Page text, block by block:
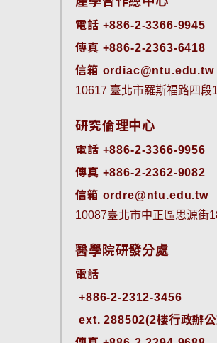
電話 +886-2-3366-9945
傳真 +886-2-2363-6418
信箱 ordiac@ntu.edu.tw
10617 臺北市羅斯福路四段
研究倫理中心
電話 +886-2-3366-9956
傳真 +886-2-2362-9082
信箱 ordre@ntu.edu.tw
10087臺北市中正區思源街
醫學院研發分處
電話
ext. 288502(2樓行政